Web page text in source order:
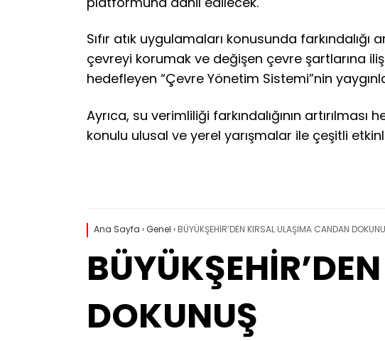
Sıfır atık uygulamaları konusunda
çevreyi korumak ve değişen çevre şartlarına
hedefleyen “Çevre Yönetim Sistemi”nin
Ayrıca, su verimliliği farkındalığının
konulu ulusal ve yerel yarışmalar ile çeşitli
Ana Sayfa ›Genel › BÜYÜKŞEHİR’DEN KIRSAL ULAŞIMA CANDAN
DOKUNUŞ